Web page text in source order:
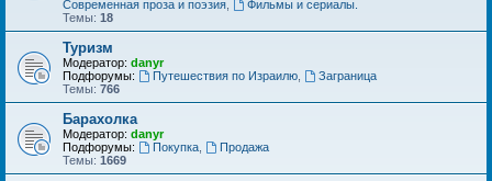
Современная проза и поэзия
Фильмы и сериалы.
Темы: 18
Туризм
Модератор: danyr
Подфорумы:
Путешествия по Израилю,
Заграница
Темы: 766
Барахолка
Модератор: danyr
Подфорумы:
Покупка,
Продажа
Темы: 1669